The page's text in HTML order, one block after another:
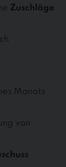
Zuschläge
Monats
von